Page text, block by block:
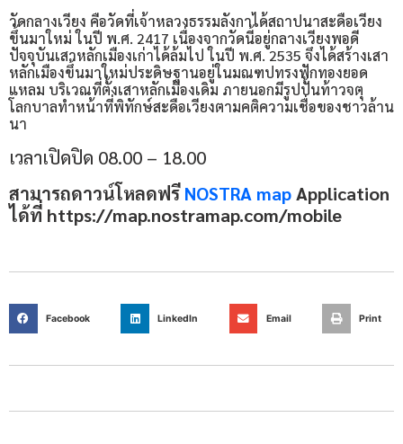
วัดกลางเวียง คือวัดที่เจ้าหลวงธรรมลังกาได้สถาปนาสะดือเวียง
ขึ้นมาใหม่ ในปี พ.ศ. 2417 เนื่องจากวัดนี้อยู่กลางเวียงพอดี
ปัจจุบันเสาหลักเมืองเก่าได้ล้มไป ในปี พ.ศ. 2535 จึงได้สร้างเสา
หลักเมืองขึ้นมาใหม่ประดิษฐานอยู่ในมณฑปทรงฟักทองยอด
แหลม บริเวณที่ตั้งเสาหลักเมืองเดิม ภายนอกมีรูปปั้นท้าวจตุ
โลกบาลทำหน้าที่พิทักษ์สะดือเวียงตามคติความเชื่อของชาวล้าน
นา
เวลาเปิดปิด 08.00 – 18.00
สามารถดาวน์โหลดฟรีNOSTRA mapApplication
ได้ที่ https://map.nostramap.com/mobile
Facebook LinkedIn Email Print